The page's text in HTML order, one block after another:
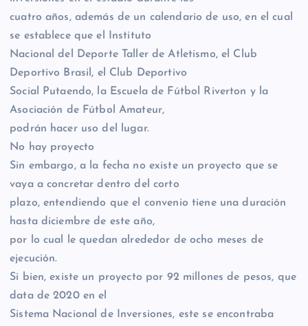
cuatro años, además de un calendario de uso, en el cual
se establece que el Instituto
Nacional del Deporte Taller de Atletismo, el Club
Deportivo Brasil, el Club Deportivo
Social Putaendo, la Escuela de Fútbol Riverton y la
Asociación de Fútbol Amateur,
podrán hacer uso del lugar.
No hay proyecto
Sin embargo, a la fecha no existe un proyecto que se
vaya a concretar dentro del corto
plazo, entendiendo que el convenio tiene una duración
hasta diciembre de este año,
por lo cual le quedan alrededor de ocho meses de
ejecución.
Si bien, existe un proyecto por 92 millones de pesos, que
data de 2020 en el
Sistema Nacional de Inversiones, este se encontraba